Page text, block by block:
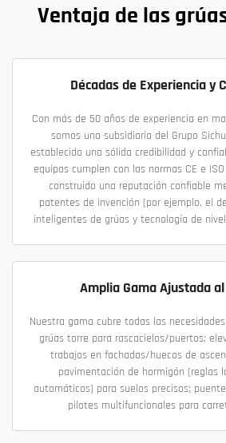
Ventaja de las
Décadas de Experiencia y
Con más de 50 años de experiencia en
somos una subsidiaria del Grupo
establecido una sólida credibilidad y
equipos cumplen con las normas CE e
construido una reputación confiable
patentes de invención (por ejemplo, el
inteligentes de grúas y tecnología de
Amplia Gama Ajustada
Nuestra gama cubre todas las
grúas torre para rascacielos/puertos;
trabajos en fachadas/huecos de
pavimentación de hormigón (reglas
automáticos) para suelos precisos;
pilotes multifuncionales para